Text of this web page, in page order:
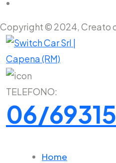
Copyright © 2024, Creato
TELEFONO:
06/
Home